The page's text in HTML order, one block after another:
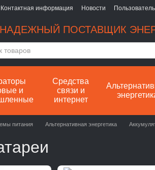
Контактная информация Новости
ПОСТАВЩИК
и
Средства
связи и
интернет
питания Альтернативная энергетика